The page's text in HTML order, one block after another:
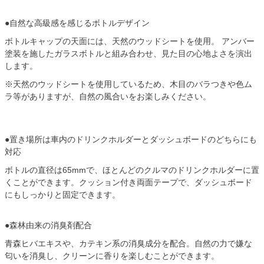
●自然な高級感を感じるボトルデザイン
ボトルキャップの天面には、天然のウッドシートを使用。 アンバー
塗装を施したガラスボトルと組み合わせ、見た目の心地よさを演出
します。
※天然のウッドシートを使用しているため、木目のバラつきや色ム
ラ等がありますが、自然の風合いをお楽しみください。
●置き場所は車内のドリンクホルダーとダッシュボードのどちらにも
対応
ボトルの直径は65mmで、ほとんどのクルマのドリンクホルダーに置
くことができます。クッション付き両面テープで、ダッシュボード
にもしっかりと固定できます。
●森林由来の消臭剤配合
青森ヒバエキスや、カテキン系の消臭成分を配合。自然の力で嫌な
匂いを消臭し、クリーンに香りを楽しむことができます。